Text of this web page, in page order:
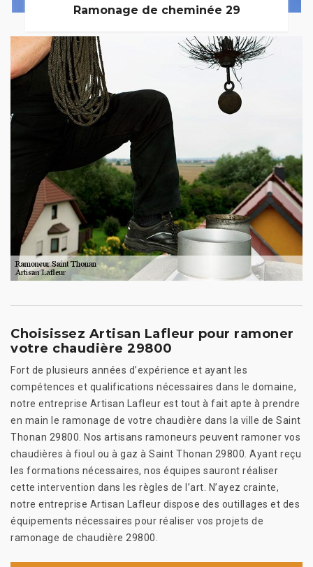
Ramonage de cheminée 29
Choisissez Artisan Lafleur pour ramoner
votre chaudière 29800
Fort de plusieurs années d’expérience et ayant les
compétences et qualifications nécessaires dans le domaine,
notre entreprise Artisan Lafleur est tout à fait apte à prendre
en main le ramonage de votre chaudière dans la ville de Saint
Thonan 29800. Nos artisans ramoneurs peuvent ramoner vos
chaudières à fioul ou à gaz à Saint Thonan 29800. Ayant reçu
les formations nécessaires, nos équipes sauront réaliser
cette intervention dans les règles de l’art. N’ayez crainte,
notre entreprise Artisan Lafleur dispose des outillages et des
équipements nécessaires pour réaliser vos projets de
ramonage de chaudière 29800.